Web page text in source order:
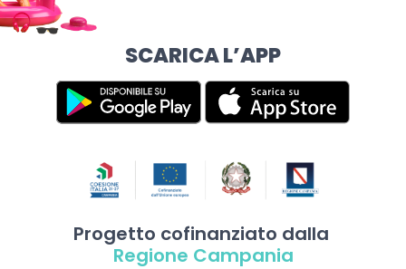
SCARICA L’APP
Progetto cofinanziato dalla
Regione Campania